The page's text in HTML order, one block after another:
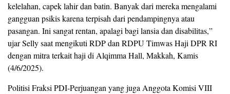
kelelahan, capek lahir dan batin. Banyak dari mereka mengalami
gangguan psikis karena terpisah dari pendampingnya atau
pasangan. Ini sangat rentan, apalagi bagi lansia dan disabilitas,”
ujar Selly saat mengikuti RDP dan RDPU Timwas Haji DPR RI
dengan mitra terkait haji di Alqimma Hall, Makkah, Kamis
(4/6/2025).
Politisi Fraksi PDI-Perjuangan yang juga Anggota Komisi VIII